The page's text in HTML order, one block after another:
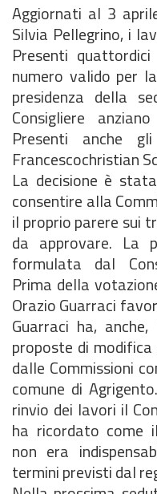
Aggiornati al 3
Silvia Pellegrino, i
Presenti
numero valido per
presidenza della
Consigliere
Presenti anche
Francescochristian
La decisione è
consentire alla
il proprio parere sui
da approvare. La
formulata dal
Prima della
Orazio Guarraci
Guarraci ha,
proposte di
dalle Commissioni
comune di
rinvio dei lavori il
ha ricordato come
non era
termini previsti dal